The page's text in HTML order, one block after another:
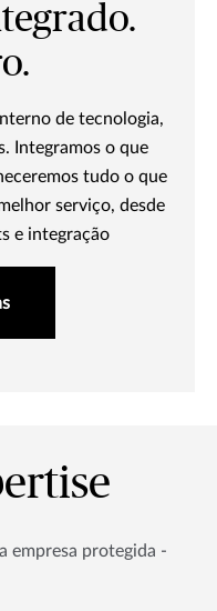
de tecnologia,
Integramos o que
tudo o que
serviço, desde
e integração
empresa protegida -